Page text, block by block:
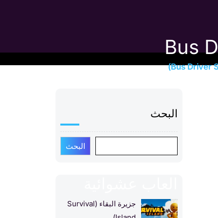
محاكي سائق الحافلة ثلاثي الأبعاد (Bus D
البحث
البحث
جزيرة البقاء (Survival